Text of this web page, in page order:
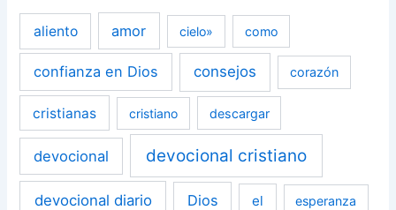
aliento amor cielo» como
confianza en Dios consejos corazón
cristianas cristiano descargar
devocional devocional cristiano
devocional diario Dios el esperanza